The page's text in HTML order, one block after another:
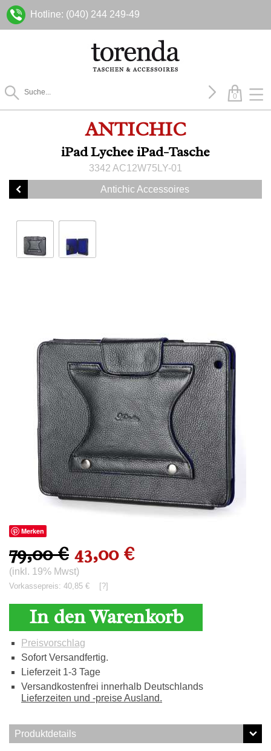
Hotline: (040) 244 249-49
0
ANTICHIC
iPad Lychee iPad-Tasche
3342 AC12W75LY-01
Antichic Accessoires
Merken
79,00 € 43,00 €
(inkl. 19% Mwst)
Vorkassepreis: 40,85 € [?]
In den Warenkorb
Preisvorschlag
Sofort Versandfertig.
Lieferzeit 1-3 Tage
Versandkostenfrei innerhalb Deutschlands
Lieferzeiten und -preise Ausland.
Produktdetails